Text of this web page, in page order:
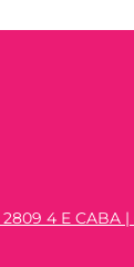
4 E CABA |